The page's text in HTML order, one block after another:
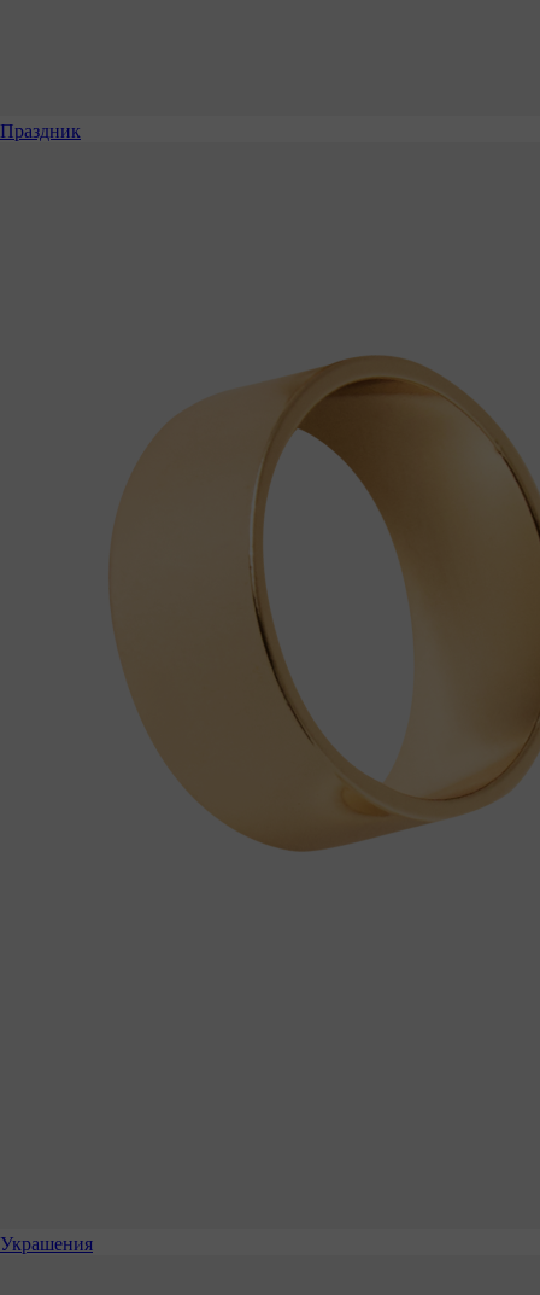
Праздник
Украшения